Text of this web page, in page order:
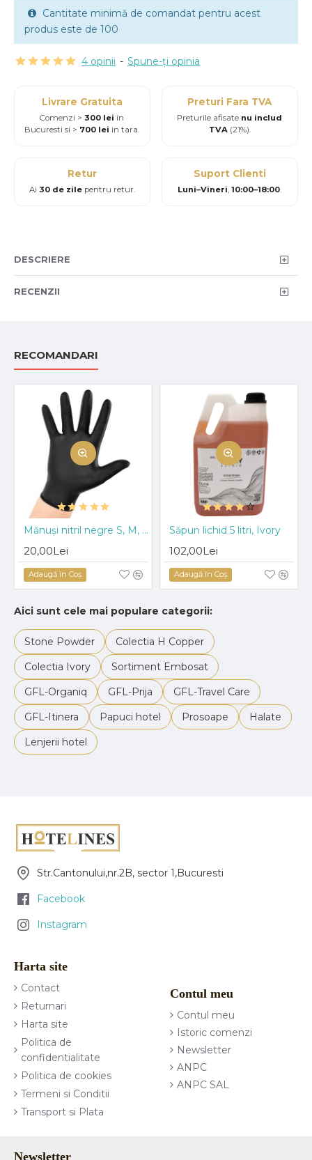
4 opinii - Spune-ţi opinia
Cantitate minimă de comandat pentru acest
produs este de 100
Livrare Gratuita
Comenzi >300 lei in
Bucuresti si > 700 lei in tara.
Preturi Fara TVA
Preturile afisate nu includ
TVA(21%).
Retur
Ai 30 de zilepentru retur.
Suport Clienti
Luni–Vineri,10:00–18:00.
DESCRIERE
RECENZII
RECOMANDARI
Mănuși nitril negre S, M, L, XL, 100 bucati
20,00Lei
Adaugă în Coş
Săpun lichid 5 litri, Ivory
102,00Lei
Adaugă în Coş
Aici sunt cele mai populare categorii:
Stone Powder
Colectia H Copper
Colectia Ivory
Sortiment Embosat
GFL-Organiq
GFL-Prija
GFL-Travel Care
GFL-Itinera
Papuci hotel Prosoape
Halate
Lenjerii hotel
Str.Cantonului,nr.2B, sector 1,Bucuresti
Facebook
Instagram
Harta site
Contact
Returnari
Harta site
Politica de
confidentialitate
Politica de cookies
Termeni si Conditii
Transport si Plata
Contul meu
Contul meu
Istoric comenzi
Newsletter
ANPC
ANPC SAL
Newsletter